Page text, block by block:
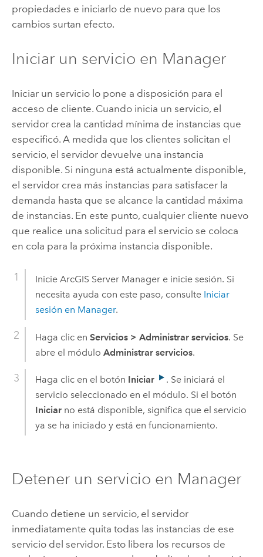
propiedades e iniciarlo de nuevo para que los
cambios surtan efecto.
Iniciar un servicio en Manager
Iniciar un servicio lo pone a disposición para el
acceso de cliente. Cuando inicia un servicio, el
servidor crea la cantidad mínima de instancias que
especificó. A medida que los clientes solicitan el
servicio, el servidor devuelve una instancia
disponible. Si ninguna está actualmente disponible,
el servidor crea más instancias para satisfacer la
demanda hasta que se alcance la cantidad máxima
de instancias. En este punto, cualquier cliente nuevo
que realice una solicitud para el servicio se coloca
en cola para la próxima instancia disponible.
Inicie ArcGIS ServerManager e inicie sesión. Si
necesita ayuda con este paso, consulte Iniciar
sesión en Manager.
Haga clic en Servicios > Administrar servicios. Se
abre el módulo Administrar servicios.
Haga clic en el botón Iniciar
. Se iniciará el
servicio seleccionado en el módulo. Si el botón
Iniciarno está disponible, significa que el servicio
ya se ha iniciado y está en funcionamiento.
Detener un servicio en Manager
Cuando detiene un servicio, el servidor
inmediatamente quita todas las instancias de ese
servicio del servidor. Esto libera los recursos de